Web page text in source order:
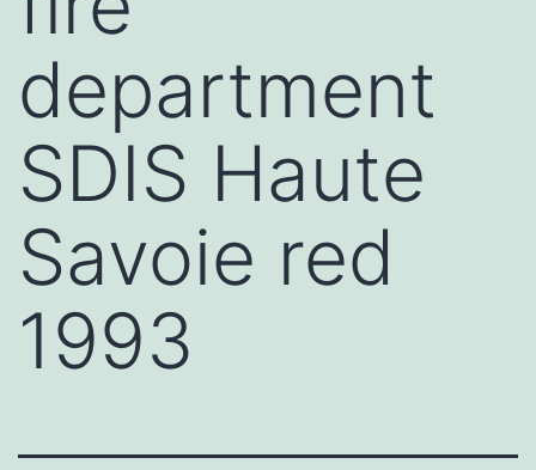
department
SDIS Haute
Savoie red
1993